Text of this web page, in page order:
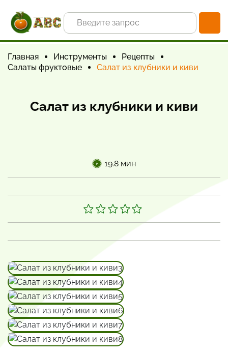
Главная Инструменты
Рецепты
Салаты фруктовые
Салат из клубники и киви
Салат из клубники и киви
19.8 мин